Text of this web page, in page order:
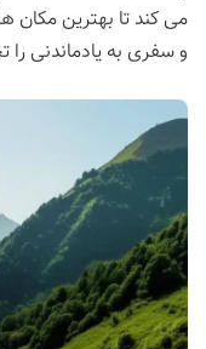
می کند تا بهترین مکان
و سفری به یادماندنی را